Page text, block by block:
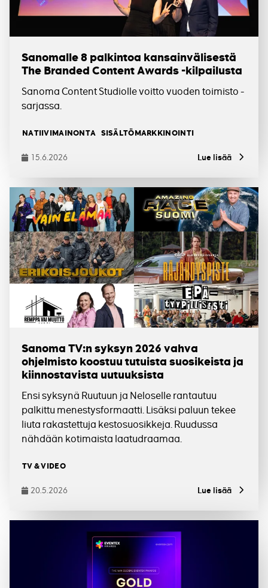
Sanomalle 8 palkintoa kansainvälisestä
The Branded Content Awards -kilpailusta
Sanoma Content Studiolle voitto vuoden toimisto -
sarjassa.
Tagit
NATIIVIMAINONTA SISÄLTÖMARKKINOINTI
Julkaistu
15.6.2026 Lue lisää
Sanoma TV:n syksyn 2026 vahva
ohjelmisto koostuu tutuista suosikeista ja
kiinnostavista uutuuksista
Ensi syksynä Ruutuun ja Neloselle rantautuu
palkittu menestysformaatti. Lisäksi paluun tekee
liuta rakastettuja kestosuosikkeja. Ruudussa
nähdään kotimaista laatudraamaa.
Tagit
TV & VIDEO
Julkaistu
20.5.2026 Lue lisää